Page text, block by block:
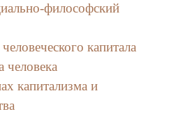
философский
капитала
человека
капитализма и